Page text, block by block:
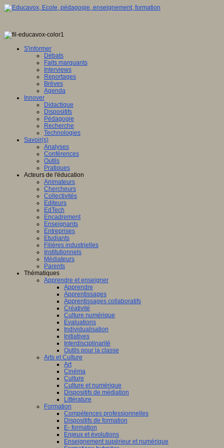
S'informer
Débats
Faits marquants
Interviews
Reportages
Brèves
Agenda
Innover
Didactique
Dispositifs
Pédagogie
Recherche
Technologies
Savoir(s)
Analyses
Conférences
Outils
Pratiques
Acteurs de l'éducation
Animateurs
Chercheurs
Collectivités
Editeurs
EdTech
Encadrement
Enseignants
Entreprises
Etudiants
Filières industrielles
Institutionnels
Médiateurs
Parents
Thématiques
Apprendre et enseigner
Apprendre
Apprentissages
Apprentissages collaboratifs
Créativité
Culture numérique
Evaluations
Individualisation
Initiatives
Interdisciplinarité
Outils pour la classe
Arts et Culture
Art
Cinéma
Culture
Culture et numérique
Dispositifs de médiation
Littérature
Formation
Compétences professionnelles
Dispositifs de formation
E- formation
Enjeux et évolutions
Enseignement supérieur et numérique